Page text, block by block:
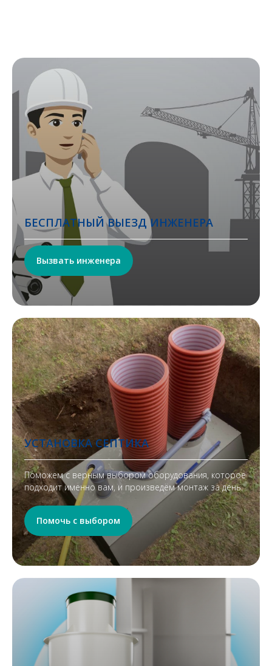
БЕСПЛАТНЫЙ ВЫЕЗД ИНЖЕНЕРА
Вызвать инженера
УСТАНОВКА СЕПТИКА
Поможем с верным выбором оборудования, которое
подходит именно вам, и произведём монтаж за день.
Помочь с выбором